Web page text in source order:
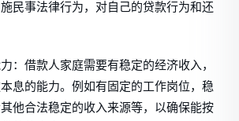
民事法律行为，对自己的贷款行为和还
：借款人家庭需要有稳定的经济收入，
息的能力。例如有固定的工作岗位，稳
他合法稳定的收入来源等，以确保能按